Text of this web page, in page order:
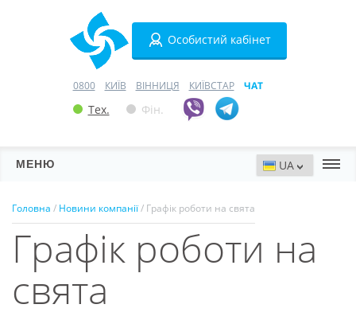
Особистий кабінет
0800 КИЇВ ВІННИЦЯ КИЇВСТАР ЧАТ
Тех. Фін.
МЕНЮ
Домени
VPN
Головна / Новини компанії/ Графік роботи на свята
Графік роботи на
свята